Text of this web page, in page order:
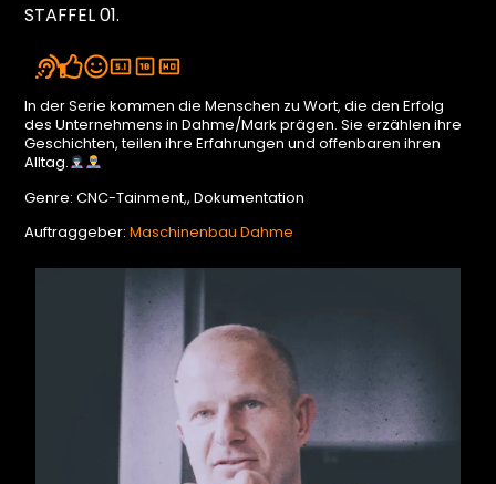
STAFFEL 01.
In der Serie kommen die Menschen zu Wort, die den Erfolg
des Unternehmens in Dahme/Mark prägen. Sie erzählen ihre
Geschichten, teilen ihre Erfahrungen und offenbaren ihren
Alltag.
Genre: CNC-Tainment,, Dokumentation
Auftraggeber:Maschinenbau Dahme